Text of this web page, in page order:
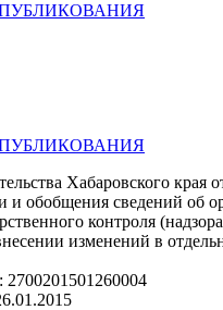
Хабаровского края
и обобщения сведений об
контроля
изменений в
2700201501260004